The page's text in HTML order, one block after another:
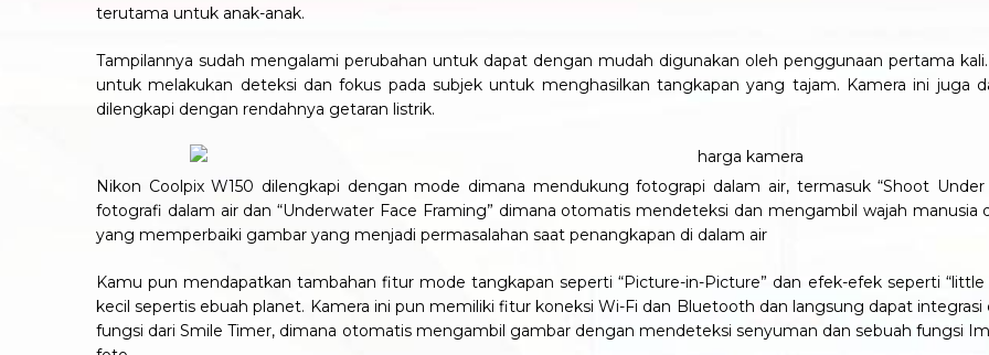
terutama untuk anak-anak.
Tampilannya sudah mengalami perubahan untuk dapat dengan mudah digunakan oleh penggunaan pertama
untuk melakukan deteksi dan fokus pada subjek untuk menghasilkan tangkapan yang tajam. Kamera ini juga
dilengkapi dengan rendahnya getaran listrik.
Nikon Coolpix W150 dilengkapi dengan mode dimana mendukung fotograpi dalam air, termasuk “Shoot
fotografi dalam air dan “Underwater Face Framing” dimana otomatis mendeteksi dan mengambil wajah
yang memperbaiki gambar yang menjadi permasalahan saat penangkapan di dalam air
Kamu pun mendapatkan tambahan fitur mode tangkapan seperti “Picture-in-Picture” dan efek-efek seperti
kecil sepertis ebuah planet. Kamera ini pun memiliki fitur koneksi Wi-Fi dan Bluetooth dan langsung dapat
fungsi dari Smile Timer, dimana otomatis mengambil gambar dengan mendeteksi senyuman dan sebuah fungsi